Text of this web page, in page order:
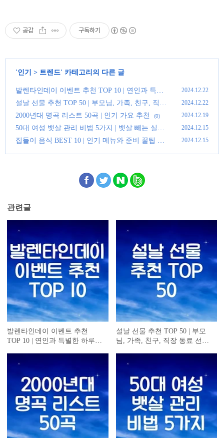
공감 구독하기
'인기 > 트렌드' 카테고리의 다른 글
발렌타인데이 이벤트 추천 TOP 10 | 연인과 특별
한 하루 만들기
(0)
2024.12.22
설날 선물 추천 TOP 50 | 부모님, 가족, 친구, 직장
동료 선물 아이디어
(0)
2024.12.22
2000년대 명곡 리스트 50곡 | 인기 가요 추천 (0) 2024.12.19
50대 여성 뱃살 관리 비법 5가지 | 뱃살 빼는 실천
법 총정리
(0)
2024.12.15
집들이 음식 BEST 10 | 인기 메뉴와 준비 꿀팁 모
2024.12.15
관련글
발렌타인데이 이벤트 추천
TOP 10 | 연인과 특별한 하루
설날 선물 추천 TOP 50 | 부모
님, 가족, 친구, 직장 동료 선물